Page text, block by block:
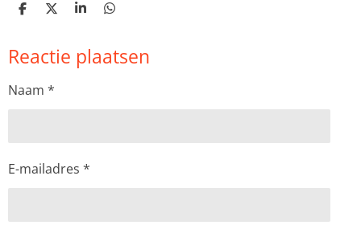
D
e
n
D
l
S
r
e
D
e
n
Reactie plaatsen
Naam *
E-mailadres *